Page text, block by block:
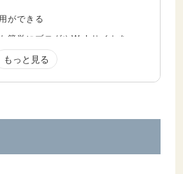
ができる
簡単にブログやWebサイトを
に関する情報が豊富